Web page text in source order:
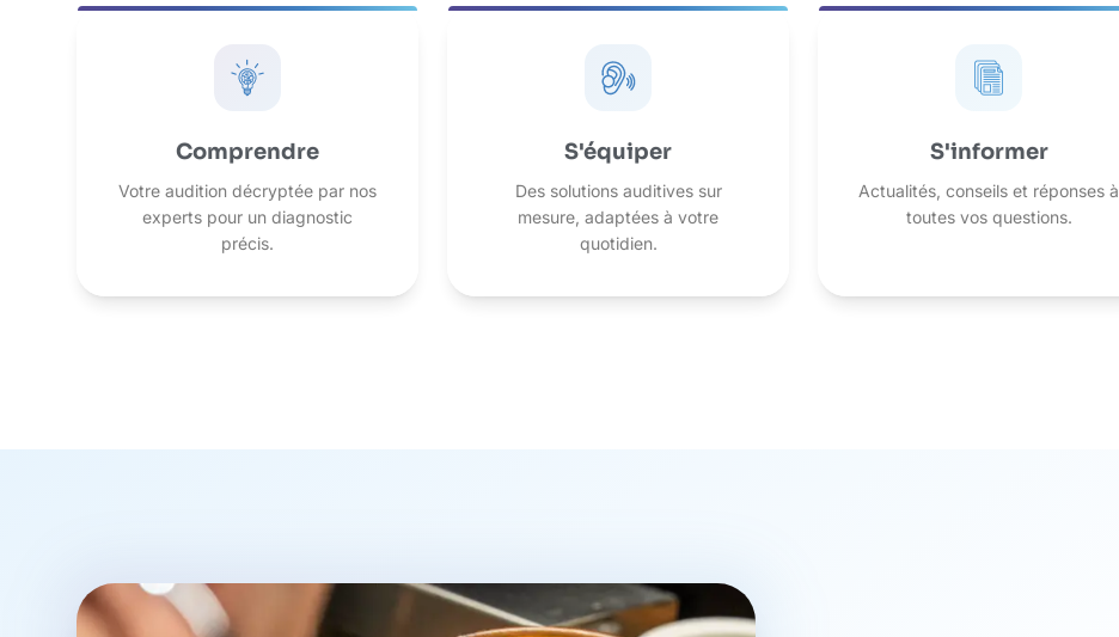
Comprendre
Votre audition décryptée par nos
experts pour un diagnostic
précis.
S'équiper
Des solutions auditives sur
mesure, adaptées à votre
quotidien.
S'informer
Actualités, conseils et réponses à
toutes vos questions.